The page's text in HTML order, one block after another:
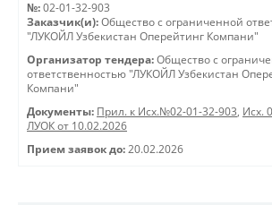
№: 02-01-32-903
Заказчик(и): Общество с ограниченной
"ЛУКОЙЛ Узбекистан Оперейтинг Компани"
Организатор тендера: Общество с
ответственностью "ЛУКОЙЛ Узбекистан
Компани"
Документы: Прил. к Исх.№02-01-32-903, Исх.
ЛУОК от 10.02.2026
Прием заявок до: 20.02.2026